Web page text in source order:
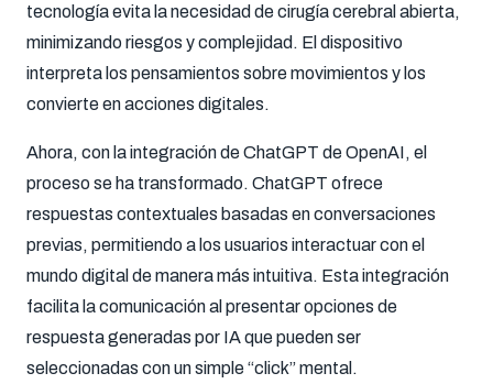
tecnología evita la necesidad de cirugía cerebral abierta,
minimizando riesgos y complejidad. El dispositivo
interpreta los pensamientos sobre movimientos y los
convierte en acciones digitales.
Ahora, con la integración de ChatGPT de OpenAI, el
proceso se ha transformado. ChatGPT ofrece
respuestas contextuales basadas en conversaciones
previas, permitiendo a los usuarios interactuar con el
mundo digital de manera más intuitiva. Esta integración
facilita la comunicación al presentar opciones de
respuesta generadas por IA que pueden ser
seleccionadas con un simple “click” mental.